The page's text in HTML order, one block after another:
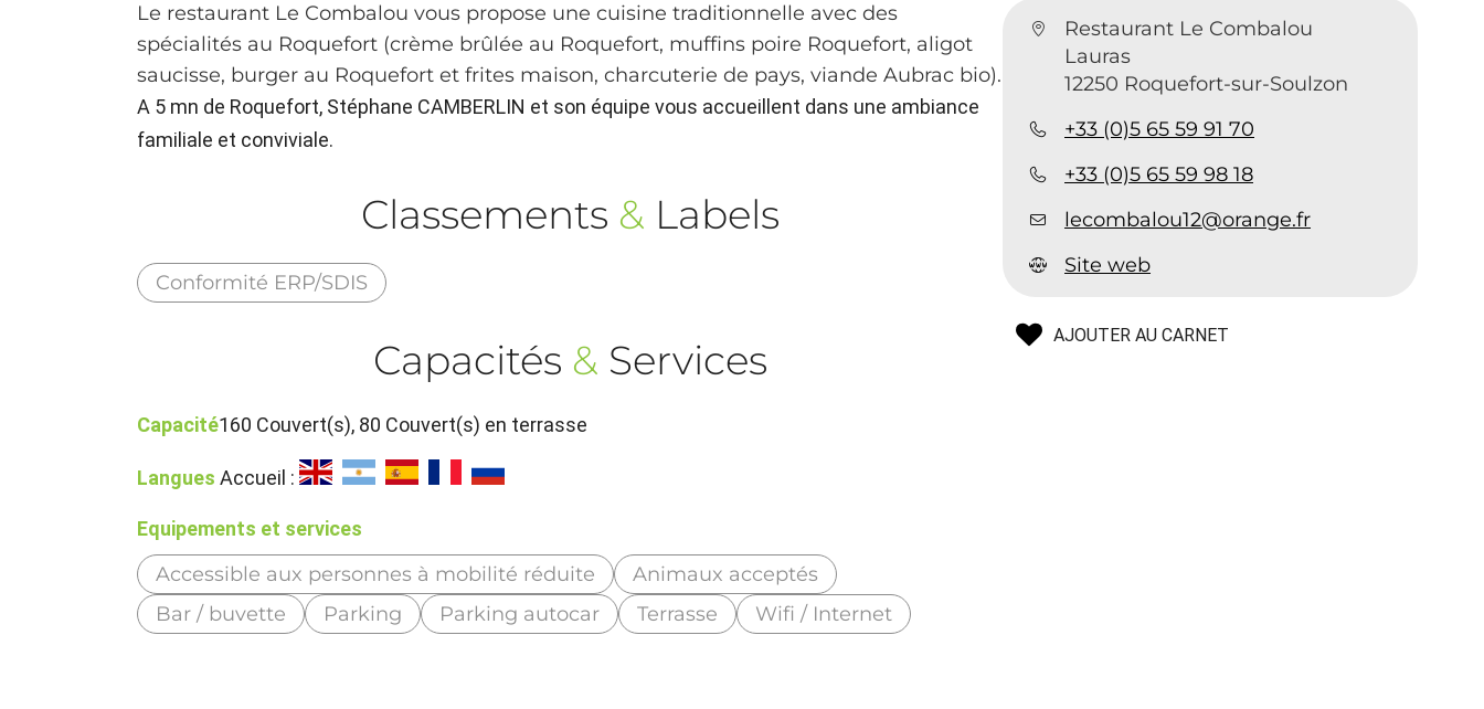
Restaurant Le Combalou
Lauras
12250 Roquefort-sur-Soulzon
+33 (0)5 65 59 91 70
+33 (0)5 65 59 98 18
lecombalou12@orange.fr
Site web
AJOUTER AU CARNET
Le restaurant Le Combalou vous propose une cuisine traditionnelle avec des
spécialités au Roquefort (crème brûlée au Roquefort, muffins poire Roquefort, aligot
saucisse, burger au Roquefort et frites maison, charcuterie de pays, viande Aubrac bio).
A 5 mn de Roquefort, Stéphane CAMBERLIN et son équipe vous accueillent dans une ambiance
familiale et conviviale.
Classements & Labels
Conformité ERP/SDIS
Capacités & Services
Capacité160 Couvert(s), 80 Couvert(s) en terrasse
Langues Accueil :
Equipements et services
Accessible aux personnes à mobilité réduite
Animaux acceptés
Bar / buvette
Parking Parking autocar Terrasse Wifi / Internet